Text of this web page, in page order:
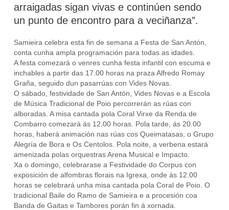
arraigadas sigan vivas e continúen sendo
un punto de encontro para a veciñanza”.
Samieira celebra esta fin de semana a Festa de San Antón,
conta cunha ampla programación para todas as idades.
A festa comezará o venres cunha festa infantil con escuma e
inchables a partir das 17.00 horas na praza Alfredo Romay
Graña, seguido dun pasarrúas con Vides Novas.
O sábado, festividade de San Antón, Vides Novas e a Escola
de Música Tradicional de Poio percorrerán as rúas con
alboradas. A misa cantada pola Coral Virxe da Renda de
Combarro comezará ás 12.00 horas. Pola tarde, ás 20.00
horas, haberá animación nas rúas cos Queimatasas, o Grupo
Alegría de Bora e Os Centolos. Pola noite, a verbena estará
amenizada polas orquestras Arena Musical e Impacto.
Xa o domingo, celebrarase a Festividade do Corpus con
exposición de alfombras florais na Igrexa, onde ás 12.00
horas se celebrará unha misa cantada pola Coral de Poio. O
tradicional Baile do Ramo de Samieira e a procesión coa
Banda de Gaitas e Tambores porán fin á xornada.